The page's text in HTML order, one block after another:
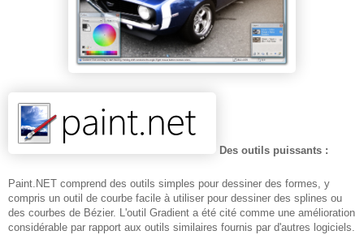
Des outils puissants :
Paint.NET comprend des outils simples pour dessiner des formes, y
compris un outil de courbe facile à utiliser pour dessiner des splines ou
des courbes de Bézier. L'outil Gradient a été cité comme une amélioration
considérable par rapport aux outils similaires fournis par d'autres logiciels.